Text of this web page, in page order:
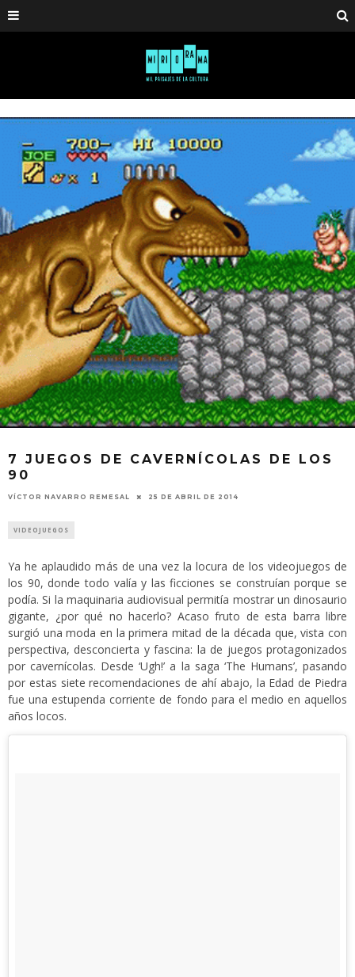
7 JUEGOS DE CAVERNÍCOLAS DE LOS
90
VÍCTOR NAVARRO REMESAL 25 DE ABRIL DE 2014
VIDEOJUEGOS
Ya he aplaudido más de una vez la locura de los videojuegos de
los 90, donde todo valía y las ficciones se construían porque se
podía. Si la maquinaria audiovisual permitía mostrar un dinosaurio
gigante, ¿por qué no hacerlo? Acaso fruto de esta barra libre
surgió una moda en la primera mitad de la década que, vista con
perspectiva, desconcierta y fascina: la de juegos protagonizados
por cavernícolas. Desde ‘Ugh!’ a la saga ‘The Humans’, pasando
por estas siete recomendaciones de ahí abajo, la Edad de Piedra
fue una estupenda corriente de fondo para el medio en aquellos
años locos.